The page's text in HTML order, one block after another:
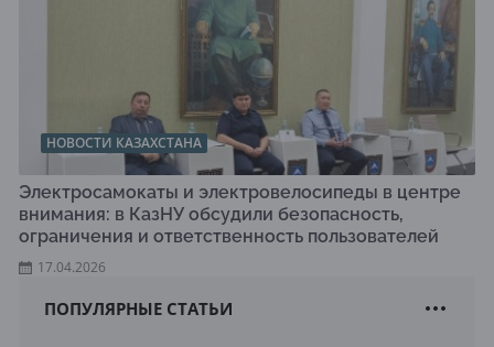
НОВОСТИ КАЗАХСТАНА
Электросамокаты и электровелосипеды в центре
внимания: в КазНУ обсудили безопасность,
ограничения и ответственность пользователей
17.04.2026
ПОПУЛЯРНЫЕ СТАТЬИ